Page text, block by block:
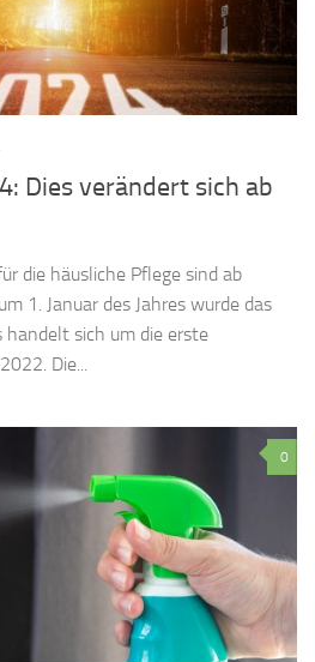
Dies verändert sich ab
die häusliche Pflege sind ab
1. Januar des Jahres wurde das
handelt sich um die erste
Die...
0